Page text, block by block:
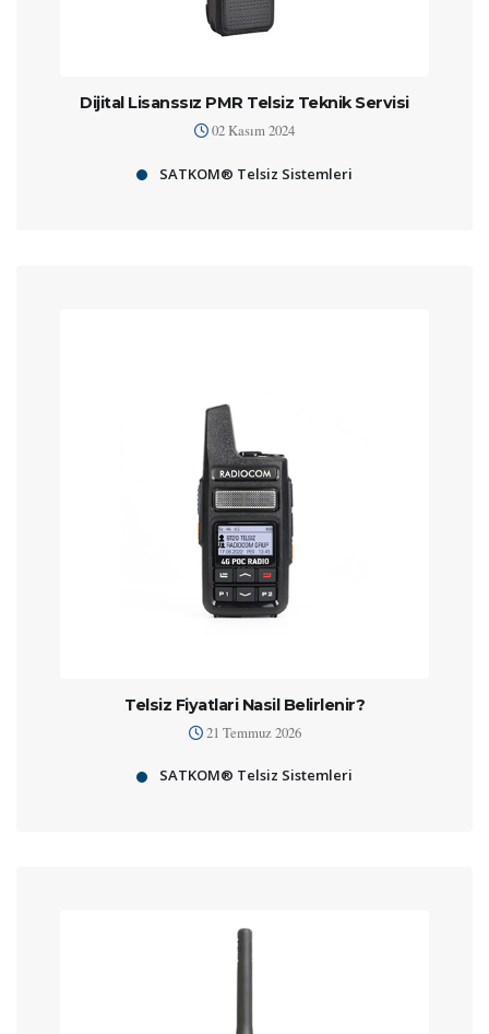
Dijital Lisanssız PMR Telsiz Teknik Servisi
02 Kasım 2024
SATKOM® Telsiz Sistemleri
Telsiz Fiyatlari Nasil Belirlenir?
21 Temmuz 2026
SATKOM® Telsiz Sistemleri